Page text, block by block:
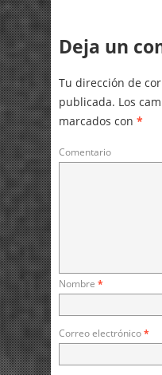
Deja un
Tu dirección de
publicada. Los
marcados con *
Comentario
Nombre *
Correo electrónico*